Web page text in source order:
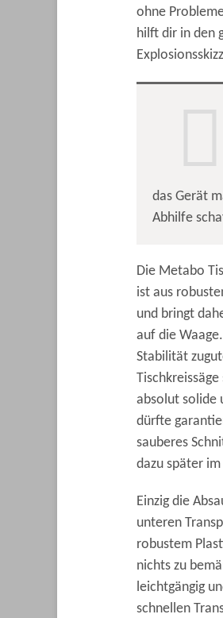
ohne
hilft dir in den
das Gerät
Abhilfe
Die Metabo
ist aus
und bringt
auf die
Stabilität
absolut solide
dürfte
sauberes
dazu später
Einzig die
unteren
robustem
nichts zu
leichtgängig
schnellen